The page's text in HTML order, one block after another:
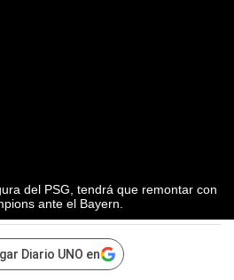
del PSG, tendrá que remontar con
ante el Bayern.
Diario UNO en